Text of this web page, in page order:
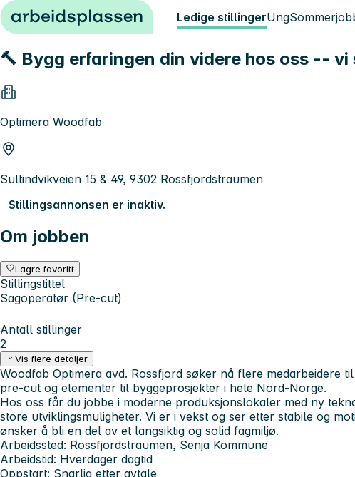
Hopp til innhold Ledige stillingerUng
🔨 Bygg erfaringen din videre hos oss --
Optimera Woodfab
Sultindvikveien 15 & 49, 9302 Rossfjordstraumen
Stillingsannonsen er inaktiv.
Om jobben
Lagre favoritt
Stillingstittel
Sagoperatør (Pre-cut)
Antall stillinger
2
Vis flere detaljer
Woodfab Optimera avd. Rossfjord søker nå flere medarbeidere
pre-cut og elementer til byggeprosjekter i hele Nord-Norge.
Hos oss får du jobbe i moderne produksjonslokaler med ny
store utviklingsmuligheter. Vi er i vekst og ser etter stabile og
ønsker å bli en del av et langsiktig og solid fagmiljø.
Arbeidssted: Rossfjordstraumen, Senja Kommune
Arbeidstid: Hverdager dagtid
Oppstart: Snarlig etter avtale